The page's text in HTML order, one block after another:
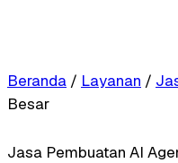
Beranda / Layanan /
Besar
Jasa Pembuatan AI